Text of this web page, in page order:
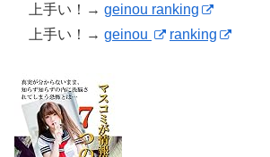
上手い！→ geinou ranking
上手い！→ geinou ranking